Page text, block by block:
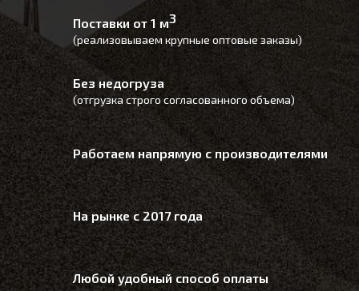
Поставки от 1 м3
(реализовываем крупные оптовые заказы)
Без недогруза
(отгрузка строго согласованного объема)
Работаем напрямую с производителями
На рынке с 2017 года
Любой удобный способ оплаты